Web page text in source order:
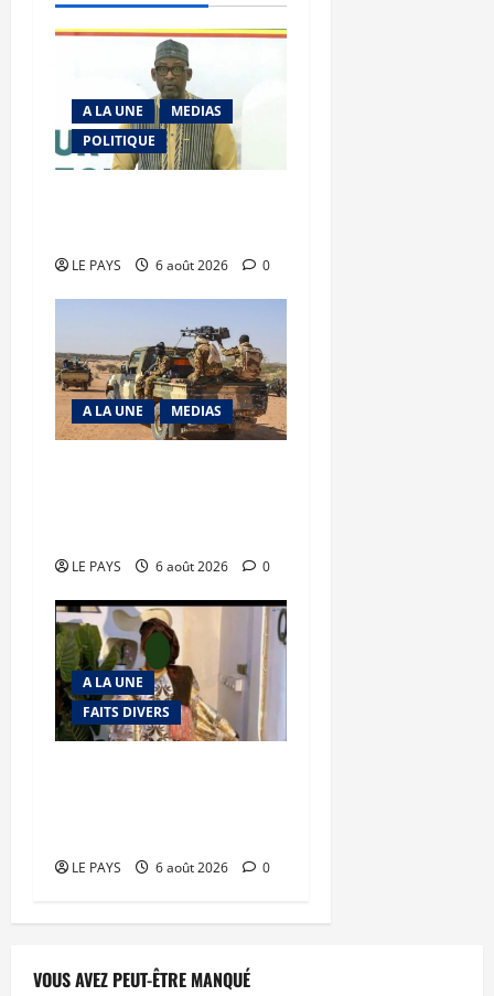
A LA UNE
MEDIAS
POLITIQUE
LE PAYS 6 août 2026 0
A LA UNE MEDIAS
LE PAYS 6 août 2026 0
A LA UNE
FAITS DIVERS
LE PAYS 6 août 2026 0
VOUS AVEZ PEUT-ÊTRE MANQUÉ